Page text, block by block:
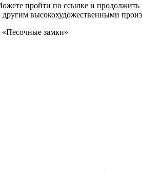
пройти по ссылке и
высокохудожественными
замки»